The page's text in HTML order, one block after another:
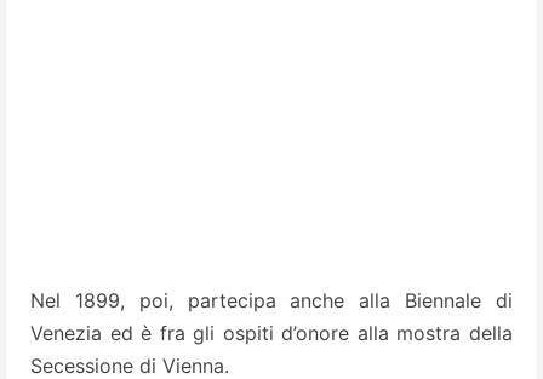
Nel 1899, poi, partecipa anche alla Biennale di
Venezia ed è fra gli ospiti d’onore alla mostra della
Secessione di Vienna.